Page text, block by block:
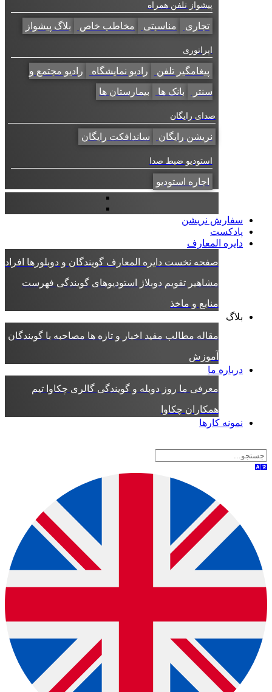
پیشواز تلفن همراه
تجاری مناسبتی مخاطب خاص بلاگ پیشواز
اپراتوری
پیغامگیر تلفن رادیو نمایشگاه رادیو مجتمع و
سنتر بانک ها بیمارستان ها
صدای رایگان
نریشن رایگان ساندافکت رایگان
استودیو ضبط صدا
اجاره استودیو
سفارش نریشن
پادکست
دایره المعارف
صفحه نخست دایره المعارفگویندگان و دوبلورهاافراد
مشاهیرتقویم دوبلاژاستودیوهای گویندگیفهرست
منابع و ماخذ
بلاگ
مقالهمطالب مفیداخبار و تازه ها مصاحبه با گویندگان
آموزش
درباره ما
معرفی ماروز دوبله و گویندگیگالری چکاواتیم
همکاران چکاوا
نمونه کارها